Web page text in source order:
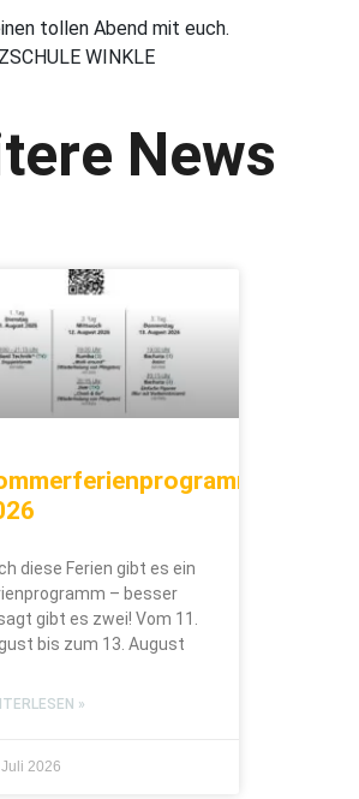
tollen Abend mit euch.
WINKLE
News
diese Ferien gibt es ein
– besser
gibt es zwei! Vom 11.
bis zum 13. August
»
2026